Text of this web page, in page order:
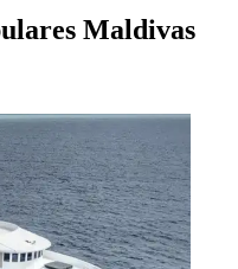
Maldivas